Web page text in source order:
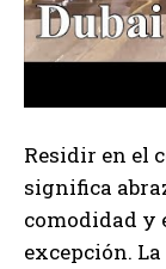
Residir en el
significa
comodidad y
excepción.